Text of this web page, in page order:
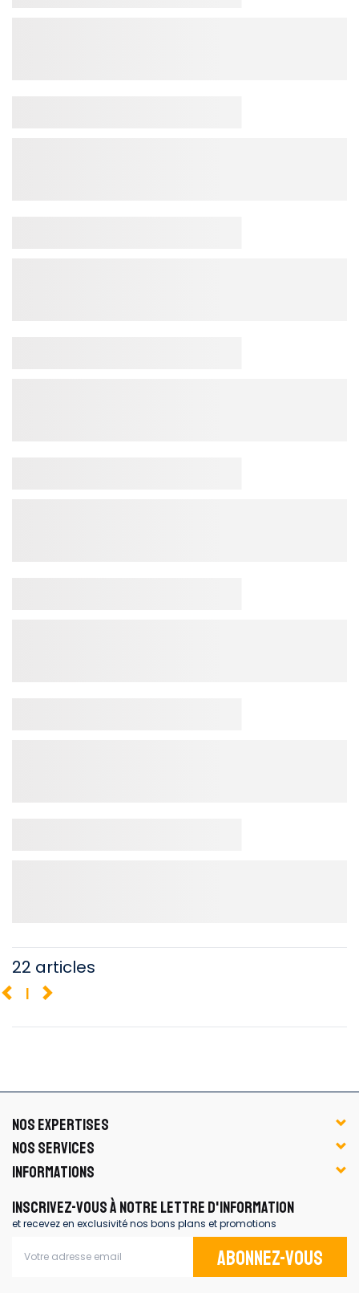
22 articles
1
NOS EXPERTISES
NOS SERVICES
INFORMATIONS
INSCRIVEZ-VOUS À NOTRE LETTRE D'INFORMATION
et recevez en exclusivité nos bons plans et promotions
Abonnez-vous